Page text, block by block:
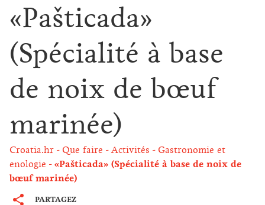
«Pašticada»
(Spécialité à base
de noix de bœuf
marinée)
Croatia.hr Que faire Activités
Gastronomie et
enologie
«Pašticada» (Spécialité à base de noix de
bœuf marinée)
PARTAGEZ